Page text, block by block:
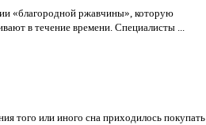
«благородной ржавчины», которую
в течение времени. Специалисты ...
того или иного сна приходилось покупать